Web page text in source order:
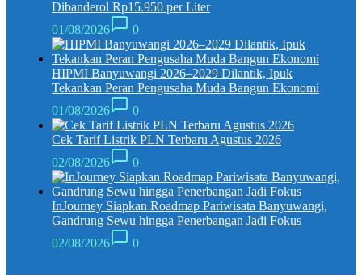
Dibanderol Rp15.950 per Liter
01/08/2026
0
HIPMI Banyuwangi 2026–2029 Dilantik, Ipuk
Tekankan Peran Pengusaha Muda Bangun Ekonomi
01/08/2026
0
Cek Tarif Listrik PLN Terbaru Agustus 2026
02/08/2026
0
InJourney Siapkan Roadmap Pariwisata Banyuwangi,
Gandrung Sewu hingga Penerbangan Jadi Fokus
02/08/2026
0